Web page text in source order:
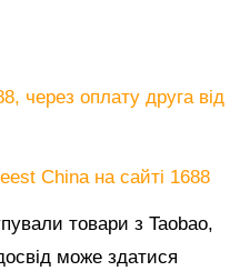
через оплату друга від
China на сайті 1688
товари з Taobao,
може здатися